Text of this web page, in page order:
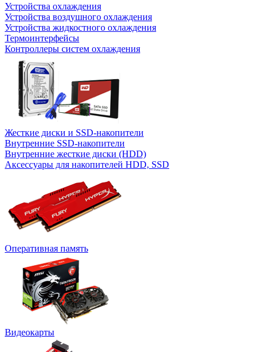
Устройства охлаждения
Устройства воздушного охлаждения
Устройства жидкостного охлаждения
Термоинтерфейсы
Контроллеры систем охлаждения
Жесткие диски и SSD-накопители
Внутренние SSD-накопители
Внутренние жесткие диски (HDD)
Аксессуары для накопителей HDD, SSD
Оперативная память
Видеокарты